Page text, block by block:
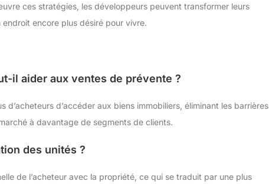
ces stratégies, les développeurs peuvent transformer leurs
encore plus désiré pour vivre.
il aider aux ventes de prévente ?
d’accéder aux biens immobiliers, éliminant les barrières
à davantage de segments de clients.
des unités ?
de l’acheteur avec la propriété, ce qui se traduit par une plus